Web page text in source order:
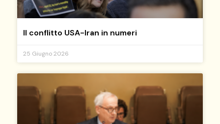
Il conflitto USA-Iran in numeri
25 Giugno 2026